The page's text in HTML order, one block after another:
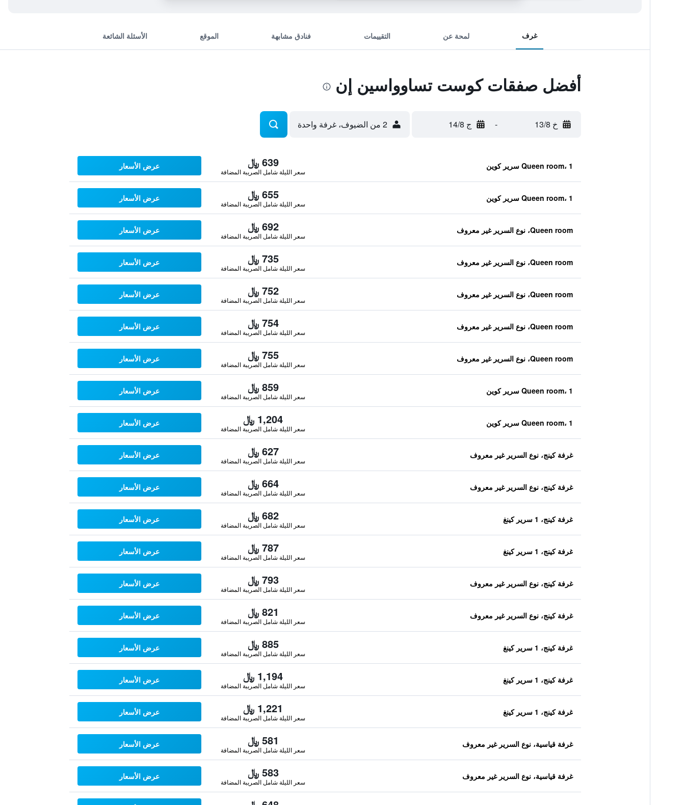
غرف لمحة عن التقييمات فنادق مشابهة الموقع الأسئلة الشائعة
أفضل صفقات كوست تساوواسين إن
خ 13/8 - ج 14/8 2 من الضيوف، غرفة واحدة
Queen room، 1 سرير كوين 639 ﷼
سعر الليلة شامل الصريبة المضافة
عرض الأسعار
Queen room، 1 سرير كوين 655 ﷼
سعر الليلة شامل الصريبة المضافة
عرض الأسعار
Queen room، نوع السرير غير معروف 692 ﷼
سعر الليلة شامل الصريبة المضافة
عرض الأسعار
Queen room، نوع السرير غير معروف 735 ﷼
سعر الليلة شامل الصريبة المضافة
عرض الأسعار
Queen room، نوع السرير غير معروف 752 ﷼
سعر الليلة شامل الصريبة المضافة
عرض الأسعار
Queen room، نوع السرير غير معروف 754 ﷼
سعر الليلة شامل الصريبة المضافة
عرض الأسعار
Queen room، نوع السرير غير معروف 755 ﷼
سعر الليلة شامل الصريبة المضافة
عرض الأسعار
Queen room، 1 سرير كوين 859 ﷼
سعر الليلة شامل الصريبة المضافة
عرض الأسعار
Queen room، 1 سرير كوين 1,204 ﷼
سعر الليلة شامل الصريبة المضافة
عرض الأسعار
غرفة كينج، نوع السرير غير معروف 627 ﷼
سعر الليلة شامل الصريبة المضافة
عرض الأسعار
غرفة كينج، نوع السرير غير معروف 664 ﷼
سعر الليلة شامل الصريبة المضافة
عرض الأسعار
غرفة كينج، 1 سرير كينغ 682 ﷼
سعر الليلة شامل الصريبة المضافة
عرض الأسعار
غرفة كينج، 1 سرير كينغ 787 ﷼
سعر الليلة شامل الصريبة المضافة
عرض الأسعار
غرفة كينج، نوع السرير غير معروف 793 ﷼
سعر الليلة شامل الصريبة المضافة
عرض الأسعار
غرفة كينج، نوع السرير غير معروف 821 ﷼
سعر الليلة شامل الصريبة المضافة
عرض الأسعار
غرفة كينج، 1 سرير كينغ 885 ﷼
سعر الليلة شامل الصريبة المضافة
عرض الأسعار
غرفة كينج، 1 سرير كينغ 1,194 ﷼
سعر الليلة شامل الصريبة المضافة
عرض الأسعار
غرفة كينج، 1 سرير كينغ 1,221 ﷼
سعر الليلة شامل الصريبة المضافة
عرض الأسعار
غرفة قياسية، نوع السرير غير معروف 581 ﷼
سعر الليلة شامل الصريبة المضافة
عرض الأسعار
غرفة قياسية، نوع السرير غير معروف 583 ﷼
سعر الليلة شامل الصريبة المضافة
عرض الأسعار